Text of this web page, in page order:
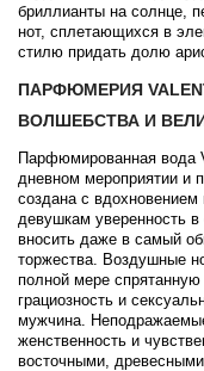
бриллианты на солнце,
нот, сплетающихся в
стилю придать долю
ПАРФЮМЕРИЯ
ВОЛШЕБСТВА И
Парфюмированная вода
дневном мероприятии и
создана с
девушкам уверенность в
вносить даже в самый
торжества. Воздушные
полной мере спрятанную
грациозность и
мужчина.
женственность и
восточными,